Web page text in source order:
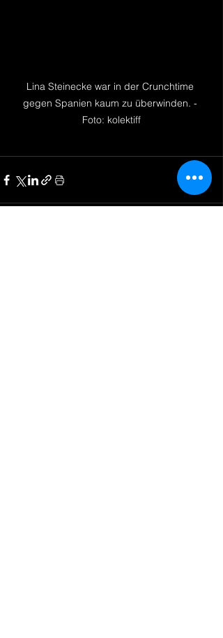
Lina Steinecke war in der Crunchtime
gegen Spanien kaum zu überwinden. -
Foto: kolektiff